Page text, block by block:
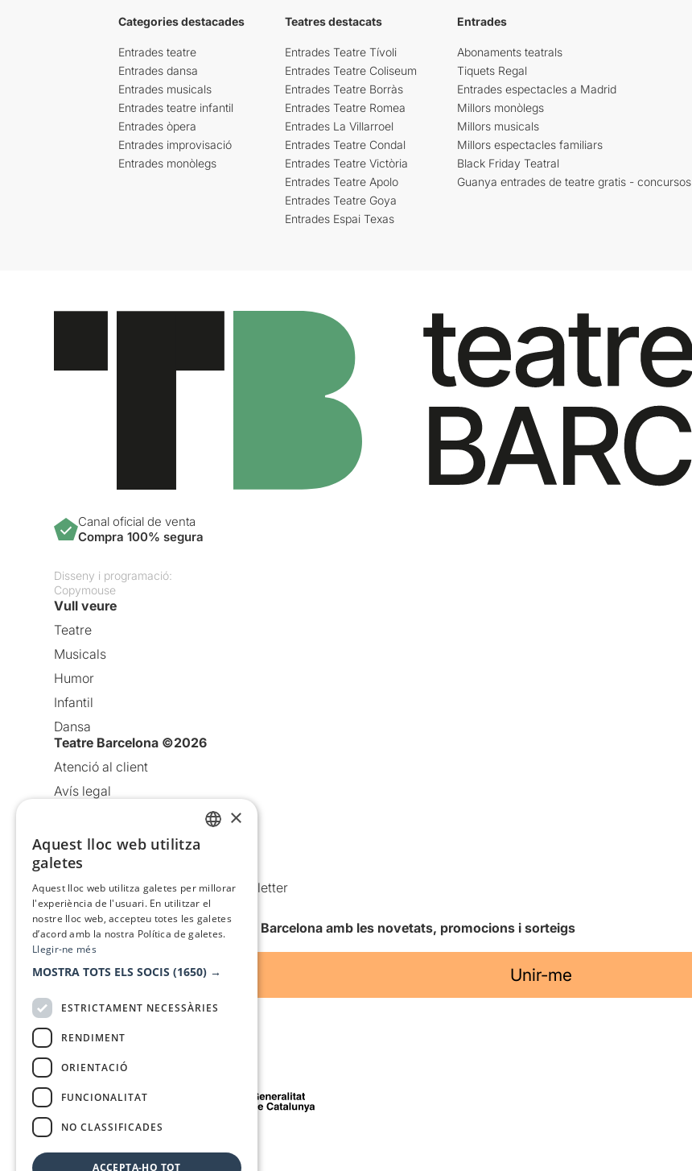
Categories destacades
Entrades teatre
Entrades dansa
Entrades musicals
Entrades teatre infantil
Entrades òpera
Entrades improvisació
Entrades monòlegs
Teatres destacats
Entrades Teatre Tívoli
Entrades Teatre Coliseum
Entrades Teatre Borràs
Entrades Teatre Romea
Entrades La Villarroel
Entrades Teatre Condal
Entrades Teatre Victòria
Entrades Teatre Apolo
Entrades Teatre Goya
Entrades Espai Texas
Entrades
Abonaments teatrals
Tiquets Regal
Entrades espectacles a Madrid
Millors monòlegs
Millors musicals
Millors espectacles familiars
Black Friday Teatral
Guanya entrades de teatre gratis - concursos
Canal oficial de venta
Compra 100% segura
Disseny i programació:
Copymouse
Vull veure
Teatre
Musicals
Humor
Infantil
Dansa
Teatre Barcelona ©2026
Atenció al client
Avís legal
Política de cookies
Condicions d’ús
Comunicacions comercials i Newsletter
Anuncia’t
Vull rebre la newsletter de Teatre Barcelona amb les novetats, promocions i sorteigs
Unir-me
Amb el suport de
×
Aquest lloc web utilitza
galetes
Aquest lloc web utilitza galetes per millorar
l'experiència de l'usuari. En utilitzar el
nostre lloc web, accepteu totes les galetes
d’acord amb la nostra Política de galetes.
Llegir-ne més
MOSTRA TOTS ELS SOCIS (1650) →
ESTRICTAMENT NECESSÀRIES
RENDIMENT
ORIENTACIÓ
FUNCIONALITAT
NO CLASSIFICADES
ACCEPTA-HO TOT